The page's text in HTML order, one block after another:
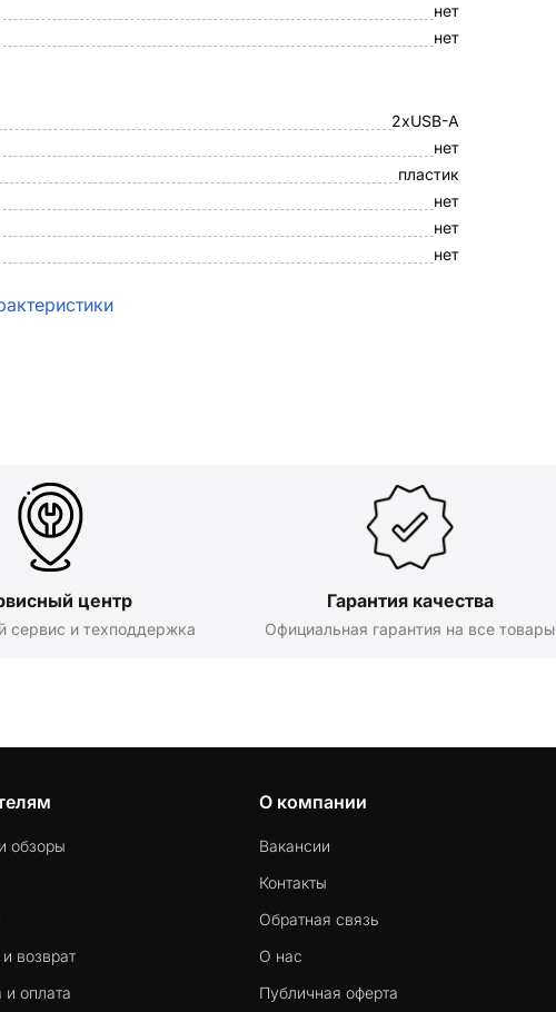
нет
нет
2xUSB-A
нет
пластик
нет
нет
нет
центр
сервис и техподдержка
Гарантия качества
Официальная гарантия на все товары
обзоры
возврат
и оплата
О компании
Вакансии
Контакты
Обратная связь
О нас
Публичная оферта